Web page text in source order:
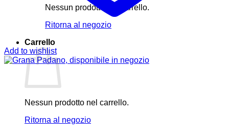
Nessun prodotto nel carrello.
Ritorna al negozio
Carrello
Nessun prodotto nel carrello.
Ritorna al negozio
Add to wishlist